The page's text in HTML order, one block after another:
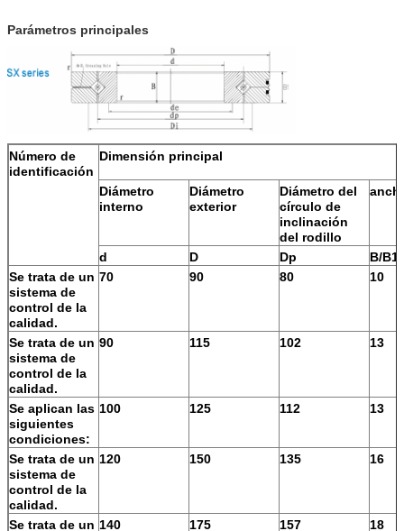
Parámetros principales
Número de
identificación
Dimensión principal
Diámetro
interno
Diámetro
exterior
Diámetro del
círculo de
inclinación
del rodillo
d D Dp
B/B1
Se trata de un
sistema de
control de la
calidad.
70 90 80 10
Se trata de un
sistema de
control de la
calidad.
90 115 102 13
Se aplican las
siguientes
condiciones:
100 125 112 13
Se trata de un
sistema de
control de la
calidad.
120 150 135 16
Se trata de un 140 175 157 18